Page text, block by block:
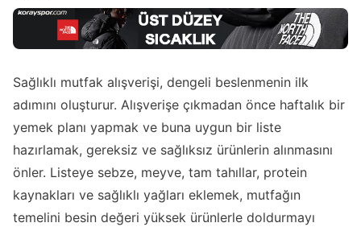
Sağlıklı mutfak alışverişi, dengeli beslenmenin ilk
adımını oluşturur. Alışverişe çıkmadan önce haftalık bir
yemek planı yapmak ve buna uygun bir liste
hazırlamak, gereksiz ve sağlıksız ürünlerin alınmasını
önler. Listeye sebze, meyve, tam tahıllar, protein
kaynakları ve sağlıklı yağları eklemek, mutfağın
temelini besin değeri yüksek ürünlerle doldurmayı